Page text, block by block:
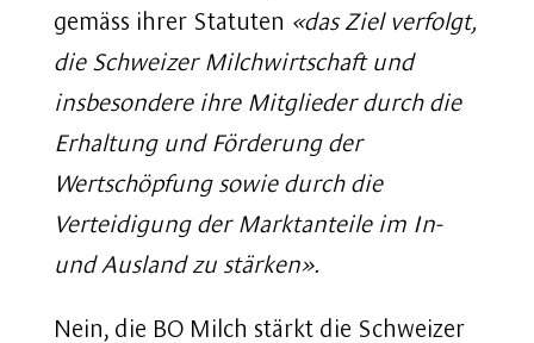
gemäss ihrer Statuten «das Ziel verfolgt,
die Schweizer Milchwirtschaft und
insbesondere ihre Mitglieder durch die
Erhaltung und Förderung der
Wertschöpfung sowie durch die
Verteidigung der Marktanteile im In-
und Ausland zu stärken».
Nein, die BO Milch stärkt die Schweizer